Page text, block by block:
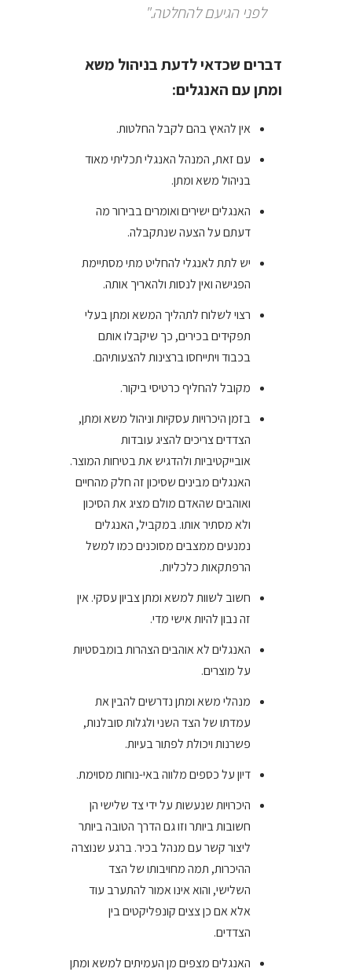
לפני הגיעם להחלטה."
דברים שכדאי לדעת בניהול משא
ומתן עם האנגלים:
אין להאיץ בהם לקבל החלטות.
עם זאת, המנהל האנגלי תכליתי מאוד
בניהול משא ומתן.
האנגלים ישירים ואומרים בבירור מה
דעתם על הצעה שנתקבלה.
יש לתת לאנגלי להחליט מתי מסתיימת
הפגישה ואין לנסות ולהאריך אותה.
רצוי לשלוח לתהליך המשא ומתן בעלי
תפקידים בכירים, כך שיקבלו אותם
בכבוד ויתייחסו ברצינות להצעותיהם.
מקובל להחליף כרטיסי ביקור.
בזמן היכרויות עסקיות וניהול משא ומתן,
הצדדים צריכים להציג עובדות
אובייקטיביות ולהדגיש את בטיחות המוצר.
האנגלים מבינים שסיכון זה חלק מהחיים
ואוהבים שהאדם מולם מציג את הסיכון
ולא מסתיר אותו. במקביל, האנגלים
נמנעים ממצבים מסוכנים כמו למשל
הרפתקאות כלכליות.
חשוב לשוות למשא ומתן צביון עסקי. אין
זה נבון להיות אישי מדי.
האנגלים לא אוהבים הצהרות בומבסטיות
על מוצרים.
מנהלי משא ומתן נדרשים להבין את
עמדתו של הצד השני ולגלות סובלנות,
פשרנות ויכולת לפתור בעיות.
דיון על כספים מלווה באי-נוחות מסוימת.
היכרויות שנעשות על ידי צד שלישי הן
חשובות ביותר וזו גם הדרך הטובה ביותר
ליצור קשר עם מנהל בכיר. ברגע שנוצרה
ההיכרות, תמה מחויבותו של הצד
השלישי, והוא אינו אמור להתערב עוד
אלא אם כן צצים קונפליקטים בין
הצדדים.
האנגלים מצפים מן העמיתים למשא ומתן